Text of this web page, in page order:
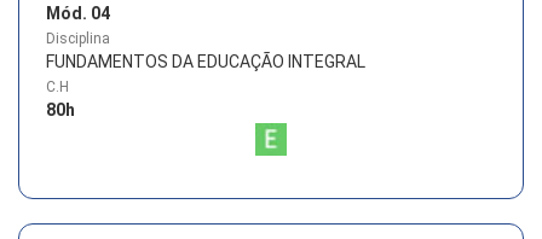
Mód. 04
Disciplina
FUNDAMENTOS DA EDUCAÇÃO INTEGRAL
C.H
80h